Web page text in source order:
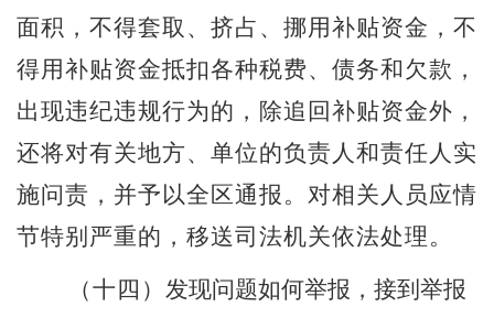
面积，不得套取、挤占、挪用补贴资金，不
得用补贴资金抵扣各种税费、债务和欠款，
出现违纪违规行为的，除追回补贴资金外，
还将对有关地方、单位的负责人和责任人实
施问责，并予以全区通报。对相关人员应情
节特别严重的，移送司法机关依法处理。
（十四） 发现问题如何举报 ， 接到举报